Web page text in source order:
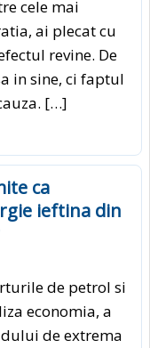
cele mai
ai plecat cu
revine. De
in sine, ci faptul
[…]
ca
ieftina din
de petrol si
economia, a
de extrema